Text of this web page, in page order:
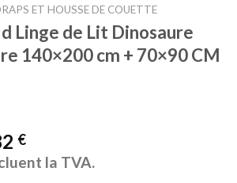
ET HOUSSE DE COUETTE
Linge de Lit Dinosaure
140×200 cm + 70×90 CM
€
la TVA.